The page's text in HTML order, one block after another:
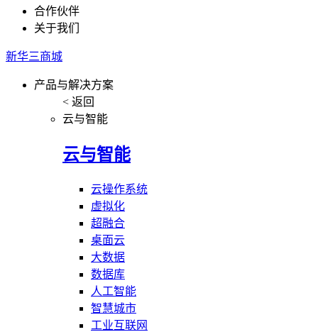
合作伙伴
关于我们
新华三商城
产品与解决方案
< 返回
云与智能
云与智能
云操作系统
虚拟化
超融合
桌面云
大数据
数据库
人工智能
智慧城市
工业互联网